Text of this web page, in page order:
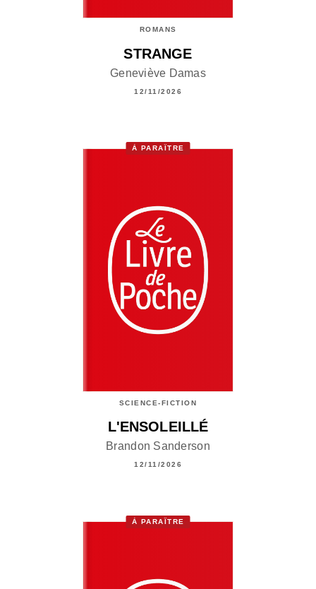
ROMANS
STRANGE
Geneviève Damas
12/11/2026
À PARAÎTRE
SCIENCE-FICTION
L'ENSOLEILLÉ
Brandon Sanderson
12/11/2026
À PARAÎTRE